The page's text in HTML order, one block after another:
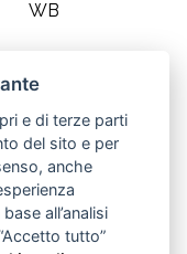
WB
e di terze parti
del sito e per
anche
all’analisi
tutto”